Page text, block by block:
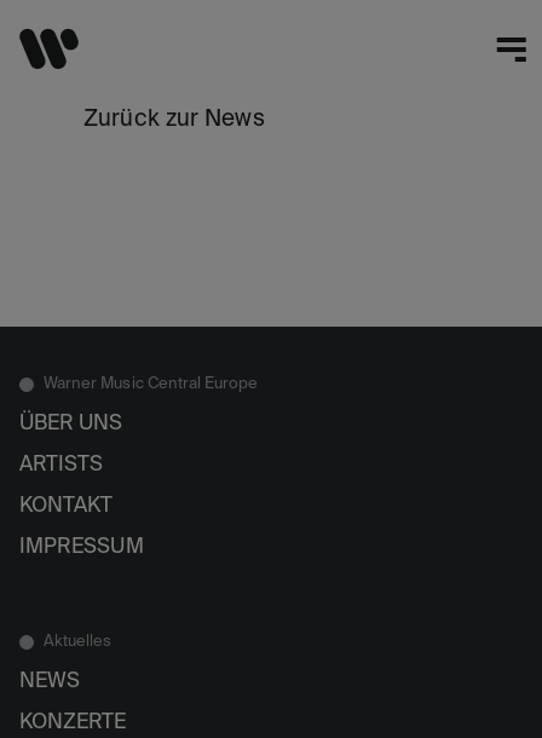
Zurück zur News
Warner Music Central Europe
ÜBER UNS
ARTISTS
KONTAKT
IMPRESSUM
Aktuelles
NEWS
KONZERTE